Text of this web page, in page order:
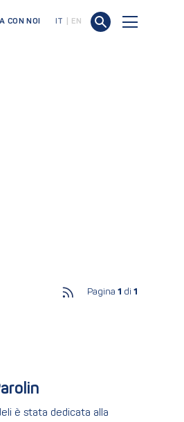
CON NOI IT EN
Pagina 1 di 1
è stata dedicata alla